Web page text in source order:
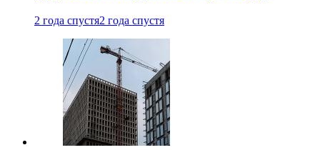
2 года спустя2 года спустя